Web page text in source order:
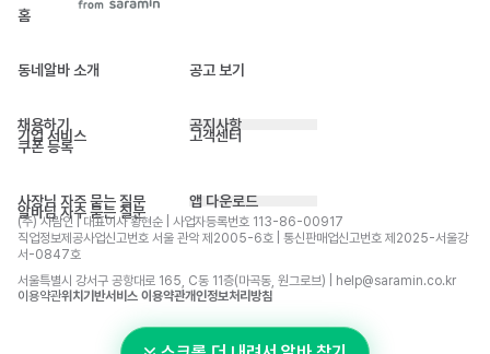
홈
동네알바 소개 공고 보기
채용하기
기업 서비스
쿠폰 등록
공지사항
고객센터
사장님 자주 묻는 질문
알바님 자주 묻는 질문
앱 다운로드
(주) 사람인 | 대표이사 황현순 | 사업자등록번호 113-86-00917
직업정보제공사업신고번호 서울 관악 제2005-6호 | 통신판매업신고번호 제2025-서울강
서-0847호
서울특별시 강서구 공항대로 165, C동 11층(마곡동, 원그로브) | help@saramin.co.kr
이용약관위치기반서비스 이용약관개인정보처리방침